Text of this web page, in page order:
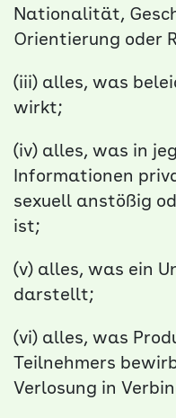
Nationalität,
Orientierung oder
(iii) alles, was
wirkt;
(iv) alles, was in
Informationen
sexuell anstößig
ist;
(v) alles, was ein
darstellt;
(vi) alles, was
Teilnehmers
Verlosung in